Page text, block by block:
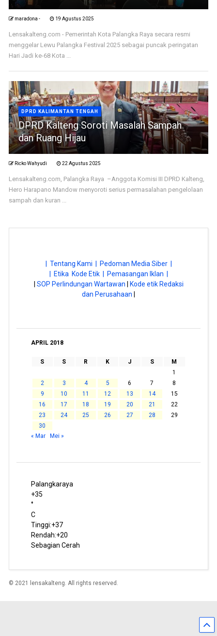
maradona - 19 Agustus 2025
Lensakalteng.com - Pemerintah Kota Palangka Raya secara resmi
menggelar Lewu Palangka Festival 2025 sebagai puncak peringatan
Hari Jadi ke-68 Kota ...
DPRD KALIMANTAN TENGAH
DPRD Kalteng Soroti Masalah Sampah
dan Ruang Hijau
Ricko Wahyudi 22 Agustus 2025
Lensakalteng.com, Palangka Raya –Anggota Komisi III DPRD Kalteng,
Hero Harapano Mandow menyoroti serius permasalahan pengelolaan
sampah dan kuran ...
| Tentang Kami |
Pedoman Media Siber |
| Etika Kode Etik |
Pemasangan Iklan |
SOP Perlindungan Wartawan
Kode etik Redaksi
dan Perusahaan
APRIL 2018
S S R K J S
M
1
2
3 4 5 6 7
8
9
10 11 12 13 14
15
16
17 18 19 20 21
22
23
24 25 26 27 28
29
30
« Mar
Mei »
Palangkaraya
+35
°
C
Tinggi:+37
Rendah:+20
Sebagian Cerah
© 2021 lensakalteng. All rights reserved.